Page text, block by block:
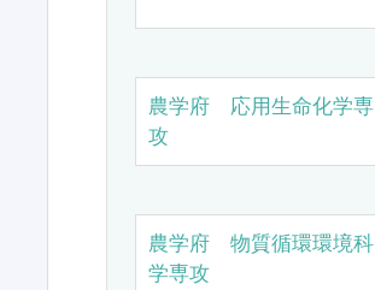
農学府 応用生命化学専
攻
農学府 物質循環環境科
学専攻